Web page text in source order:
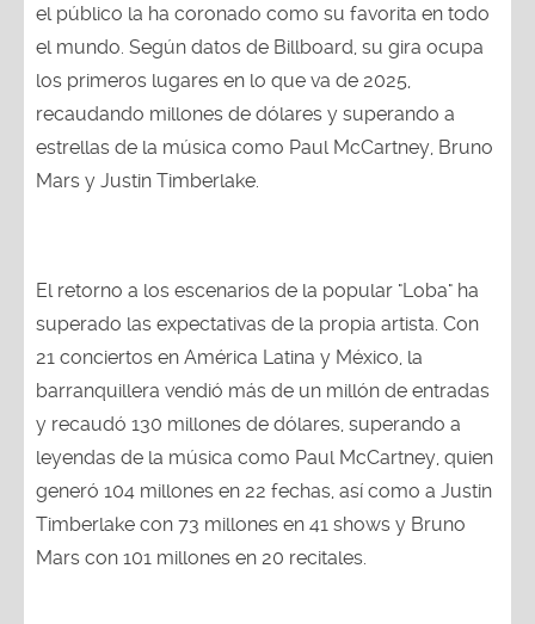
el público la ha coronado como su favorita en todo
el mundo. Según datos de Billboard, su gira ocupa
los primeros lugares en lo que va de 2025,
recaudando millones de dólares y superando a
estrellas de la música como Paul McCartney, Bruno
Mars y Justin Timberlake.
El retorno a los escenarios de la popular "Loba" ha
superado las expectativas de la propia artista. Con
21 conciertos en América Latina y México, la
barranquillera vendió más de un millón de entradas
y recaudó 130 millones de dólares, superando a
leyendas de la música como Paul McCartney, quien
generó 104 millones en 22 fechas, así como a Justin
Timberlake con 73 millones en 41 shows y Bruno
Mars con 101 millones en 20 recitales.